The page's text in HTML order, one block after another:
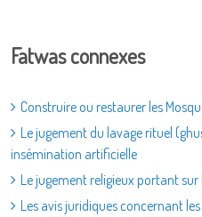
Fatwas connexes
Construire ou restaurer les
Le jugement du lavage rituel
insémination artificielle
Le jugement religieux portant sur
Les avis juridiques concernant